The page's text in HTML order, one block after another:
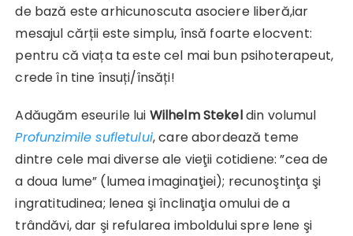
de bază este arhicunoscuta asociere liberă,iar
mesajul cărții este simplu, însă foarte elocvent:
pentru că viața ta este cel mai bun psihoterapeut,
crede în tine însuți/însăți!
Adăugăm eseurile lui Wilhelm Stekeldin volumul
Profunzimile sufletului, care abordează teme
dintre cele mai diverse ale vieţii cotidiene: ”cea de
a doua lume” (lumea imaginaţiei); recunoştinţa şi
ingratitudinea; lenea şi înclinaţia omului de a
trândăvi, dar şi refularea imboldului spre lene şi